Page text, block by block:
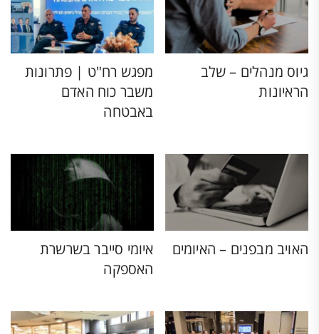
גיוס מנהלים – שלב
הראיונות
מפגש רח"ט | פתרונות
משבר כוח האדם
באבטחה
האויב מבפנים – האיומים
איומי סייבר בשרשרת
האספקה